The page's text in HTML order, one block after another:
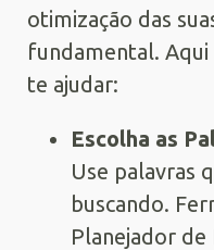
otimização das
fundamental. Aqui
te ajudar:
Escolha as
Use palavras
buscando.
Planejador de